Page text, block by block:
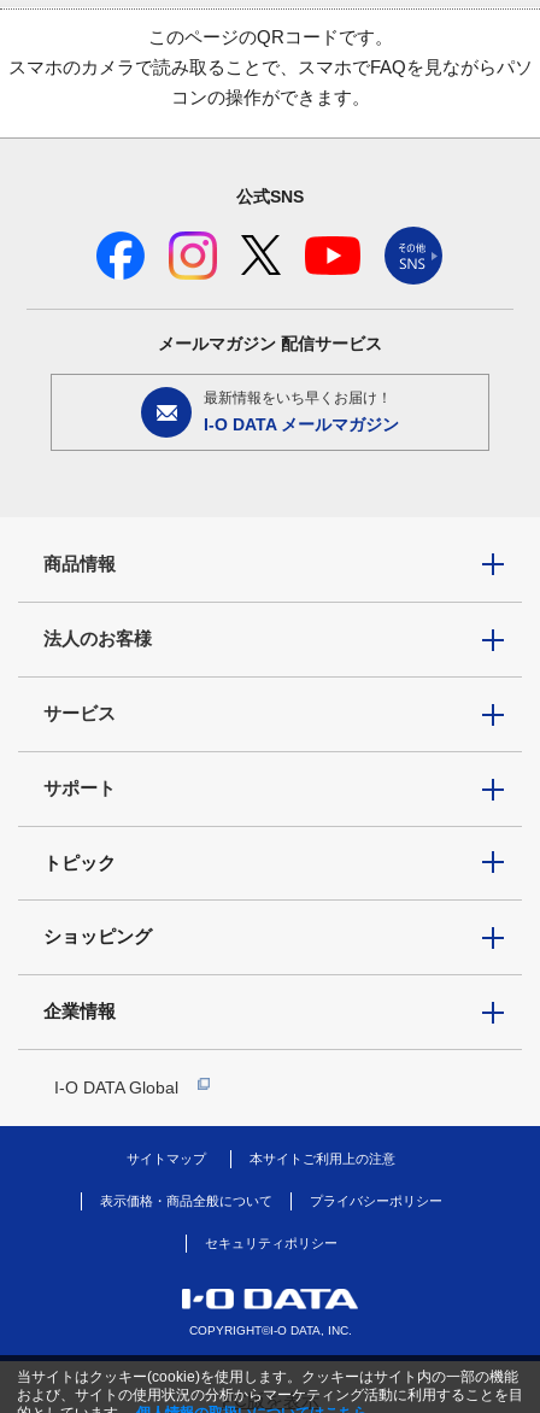
このページのQRコードです。
スマホのカメラで読み取ることで、スマホでFAQを見ながらパソ
コンの操作ができます。
公式SNS
メールマガジン 配信サービス
最新情報をいち早くお届け！
I-O DATA メールマガジン
商品情報
法人のお客様
サービス
サポート
トピック
ショッピング
企業情報
I-O DATA Global
サイトマップ 本サイトご利用上の注意
表示価格・商品全般について プライバシーポリシー
セキュリティポリシー
COPYRIGHT©I-O DATA, INC.
当サイトはクッキー(cookie)を使用します。クッキーはサイト内の一部の機能
および、サイトの使用状況の分析からマーケティング活動に利用することを目
PC版を表示